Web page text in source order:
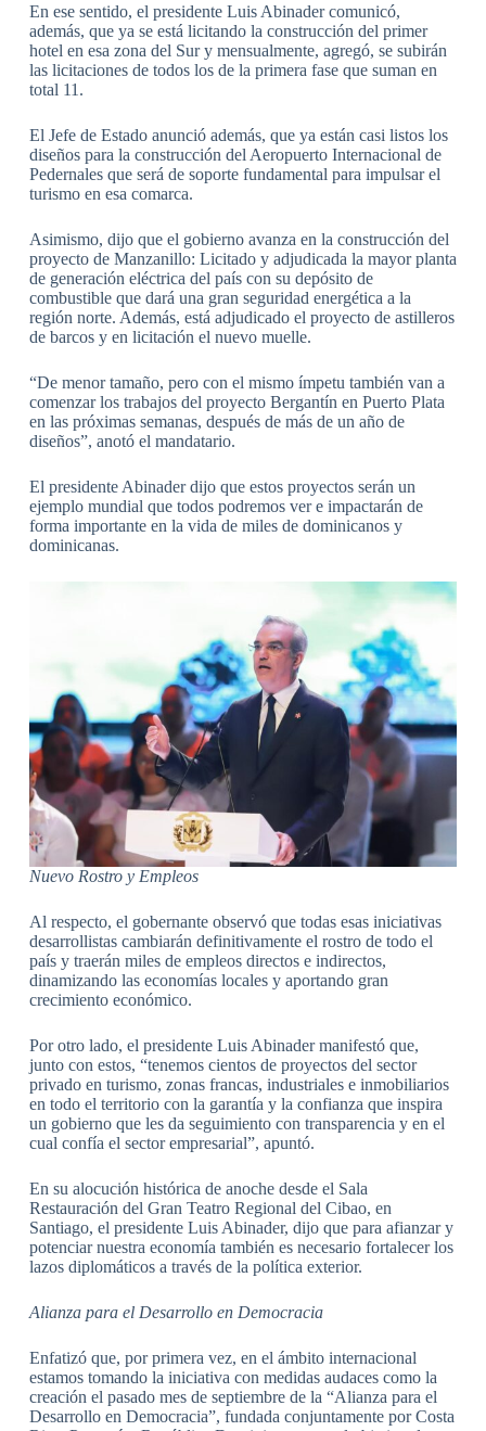
En ese sentido, el presidente Luis Abinader comunicó,
además, que ya se está licitando la construcción del primer
hotel en esa zona del Sur y mensualmente, agregó, se subirán
las licitaciones de todos los de la primera fase que suman en
total 11.
El Jefe de Estado anunció además, que ya están casi listos los
diseños para la construcción del Aeropuerto Internacional de
Pedernales que será de soporte fundamental para impulsar el
turismo en esa comarca.
Asimismo, dijo que el gobierno avanza en la construcción del
proyecto de Manzanillo: Licitado y adjudicada la mayor planta
de generación eléctrica del país con su depósito de
combustible que dará una gran seguridad energética a la
región norte. Además, está adjudicado el proyecto de astilleros
de barcos y en licitación el nuevo muelle.
“De menor tamaño, pero con el mismo ímpetu también van a
comenzar los trabajos del proyecto Bergantín en Puerto Plata
en las próximas semanas, después de más de un año de
diseños”, anotó el mandatario.
El presidente Abinader dijo que estos proyectos serán un
ejemplo mundial que todos podremos ver e impactarán de
forma importante en la vida de miles de dominicanos y
dominicanas.
Nuevo Rostro y Empleos
Al respecto, el gobernante observó que todas esas iniciativas
desarrollistas cambiarán definitivamente el rostro de todo el
país y traerán miles de empleos directos e indirectos,
dinamizando las economías locales y aportando gran
crecimiento económico.
Por otro lado, el presidente Luis Abinader manifestó que,
junto con estos, “tenemos cientos de proyectos del sector
privado en turismo, zonas francas, industriales e inmobiliarios
en todo el territorio con la garantía y la confianza que inspira
un gobierno que les da seguimiento con transparencia y en el
cual confía el sector empresarial”, apuntó.
En su alocución histórica de anoche desde el Sala
Restauración del Gran Teatro Regional del Cibao, en
Santiago, el presidente Luis Abinader, dijo que para afianzar y
potenciar nuestra economía también es necesario fortalecer los
lazos diplomáticos a través de la política exterior.
Alianza para el Desarrollo en Democracia
Enfatizó que, por primera vez, en el ámbito internacional
estamos tomando la iniciativa con medidas audaces como la
creación el pasado mes de septiembre de la “Alianza para el
Desarrollo en Democracia”, fundada conjuntamente por Costa